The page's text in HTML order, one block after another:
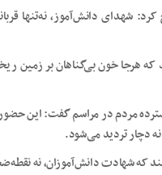
شهدای دانش‌آموز، نه‌تنها
هرجا خون بی‌گناهان بر زمین
مردم در مراسم گفت: این
دچار تردید می‌شود.
که شهادت دانش‌آموزان، نه